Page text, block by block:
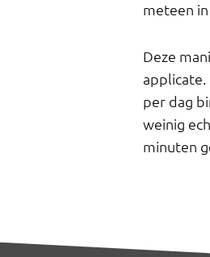
meteen
Deze
applicate.
per dag
weinig
minuten